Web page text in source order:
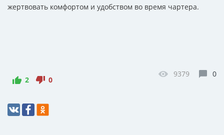
жертвовать комфортом и удобством во время чартера.
2 0
9379 0